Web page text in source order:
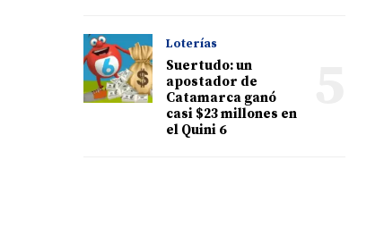
Loterías
Suertudo: un
apostador de
Catamarca ganó
casi $23 millones en
el Quini 6